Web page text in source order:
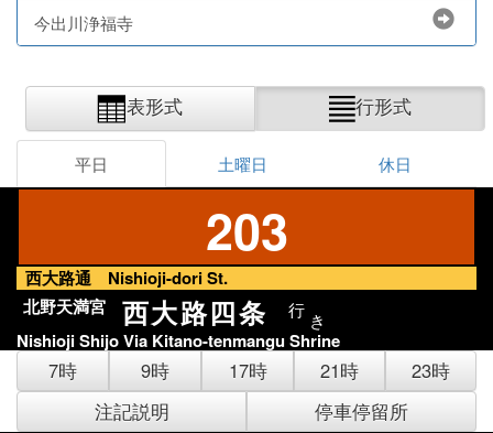
今出川浄福寺
表形式 行形式
平日 土曜日 休日
203
西大路通 Nishioji-dori St.
北野天満宮
西大路四条 行 き
Nishioji Shijo Via Kitano-tenmangu Shrine
7時 9時 17時 21時
23時
注記説明
停車停留所